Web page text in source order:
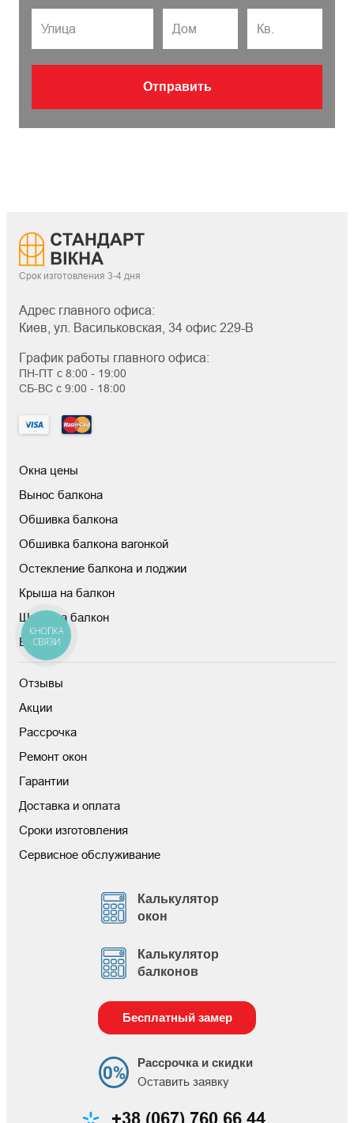
Отправить
Срок изготовления 3-4 дня
Адрес главного офиса:
Киев, ул. Васильковская, 34 офис 229-В
График работы главного офиса:
ПН-ПТ с 8:00 - 19:00
СБ-ВС с 9:00 - 18:00
Окна цены
Вынос балкона
Обшивка балкона
Обшивка балкона вагонкой
Остекление балкона и лоджии
Крыша на балкон
Шкаф на балкон
Блог
Отзывы
Акции
Рассрочка
Ремонт окон
Гарантии
Доставка и оплата
Сроки изготовления
Сервисное обслуживание
Калькулятор
окон
Калькулятор
балконов
Бесплатный замер
Рассрочка и скидки
Оставить заявку
КНОПКА
СВЯЗИ